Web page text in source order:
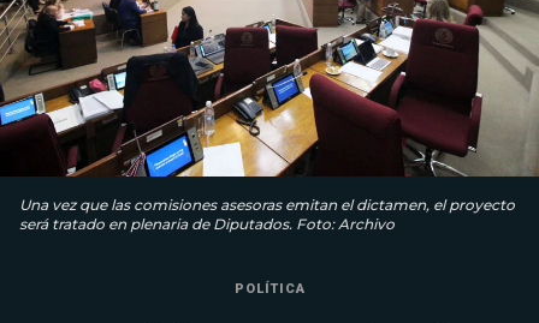
Una vez que las comisiones asesoras emitan el dictamen, el proyecto
será tratado en plenaria de Diputados. Foto: Archivo
POLÍTICA